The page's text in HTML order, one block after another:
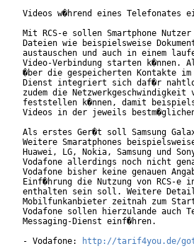
Videos w�hrend eines Telefonates
Mit RCS-e sollen Smartphone
Dateien wie beispielsweise
austauschen und auch in einem
Video-Verbindung starten k�nnen.
�ber die gespeicherten Kontakte
Dienst integriert sich daf�r
zudem die Netzwerkgeschwindigkeit
feststellen k�nnen, damit
Videos in der jeweils
Als erstes Ger�t soll Samsung
Weitere Smaratphones
Huawei, LG, Nokia, Samsung und
Vodafone allerdings noch nicht
Vodafone bisher keine genauen
Einf�hrung die Nutzung von RCS-
enthalten sein soll. Weitere
Mobilfunkanbieter zeitnah zum
Vodafone sollen hierzulande auch
Messaging-Dienst einf�hren.
- Vodafone:
http://tarif4you.de/